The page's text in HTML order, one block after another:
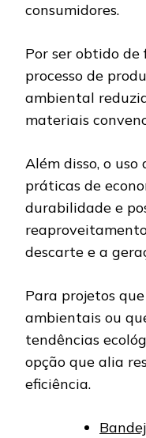
consumidores.
Por ser obtido de
processo de
ambiental
materiais
Além disso, o
práticas de
durabilidade e
descarte e a
Para projetos
ambientais ou
tendências
opção que alia
eficiência.